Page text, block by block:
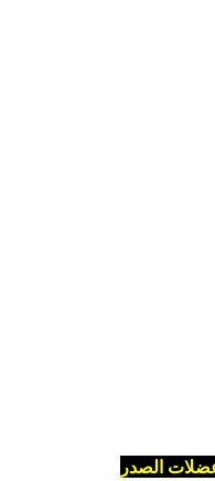
الصدر